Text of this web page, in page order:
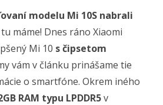
modelu Mi 10S nabrali
máme! Dnes ráno Xiaomi
Mi 10 s čipsetom
vám v článku prinášame tie
o smartfóne. Okrem iného
RAM typu LPDDR5v